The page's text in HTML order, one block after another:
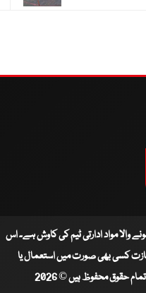
والا مواد ادارتی ٹیم کی کاوش ہے۔ اس
کسی بھی صورت میں استعمال یا
حقوق محفوظ ہیں © 2026